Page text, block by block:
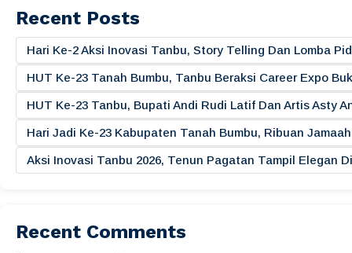
Recent Posts
Hari Ke-2 Aksi Inovasi Tanbu, Story Telling Dan Lomba
HUT Ke-23 Tanah Bumbu, Tanbu Beraksi Career Expo
HUT Ke-23 Tanbu, Bupati Andi Rudi Latif Dan Artis Asty
Hari Jadi Ke-23 Kabupaten Tanah Bumbu, Ribuan
Aksi Inovasi Tanbu 2026, Tenun Pagatan Tampil Elegan
Recent Comments